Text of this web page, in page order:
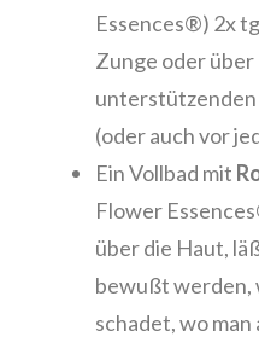
Essences®) 2x
Zunge oder über
unterstützenden
(oder auch vor
Ein Vollbad mit
Flower
über die Haut,
bewußt werden,
schadet, wo